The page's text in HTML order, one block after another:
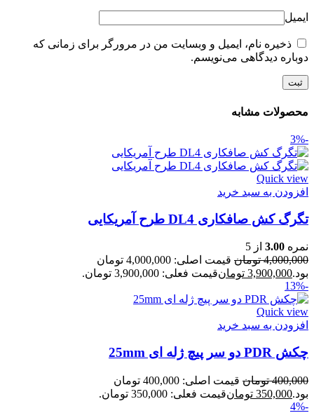
ایمیل
ذخیره نام، ایمیل و وبسایت من در مرورگر برای زمانی که
دوباره دیدگاهی می‌نویسم.
محصولات مشابه
-3%
Quick view
افزودن به سبد خرید
تگرگ کش صافکاری DL4 طرح آمریکایی
نمره 3.00 از 5
4,000,000 تومان
قیمت اصلی: 4,000,000 تومان
بود.3,900,000 تومانقیمت فعلی: 3,900,000 تومان.
-13%
Quick view
افزودن به سبد خرید
چکش PDR دو سر پیچ ژله ای 25mm
400,000 تومان
قیمت اصلی: 400,000 تومان
بود.350,000 تومانقیمت فعلی: 350,000 تومان.
-4%